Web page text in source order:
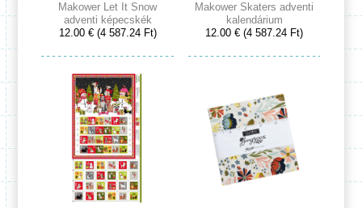
Makower Let It Snow
adventi képecskék
12.00 € (4 587.24 Ft)
Makower Skaters adventi
kalendárium
12.00 € (4 587.24 Ft)